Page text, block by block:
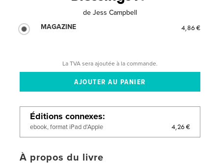
de Jess Campbell
MAGAZINE
4,86 €
La TVA sera ajoutée à la commande.
Éditions connexes
ebook, format iPad d'Apple 4,26 €
À propos du livre